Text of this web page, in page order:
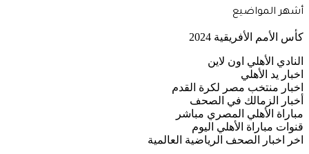
أشهر المواضيع
كأس الأمم الأفريقية 2024
النادي الأهلي اون لاين
اخبار يد الأهلي
اخبار منتخب مصر لكرة القدم
أخبار الزمالك في الصحف
مباراة الأهلي المصري مباشر
قنوات مباراة الأهلي اليوم
اخر اخبار الصحف الرياضية العالمية